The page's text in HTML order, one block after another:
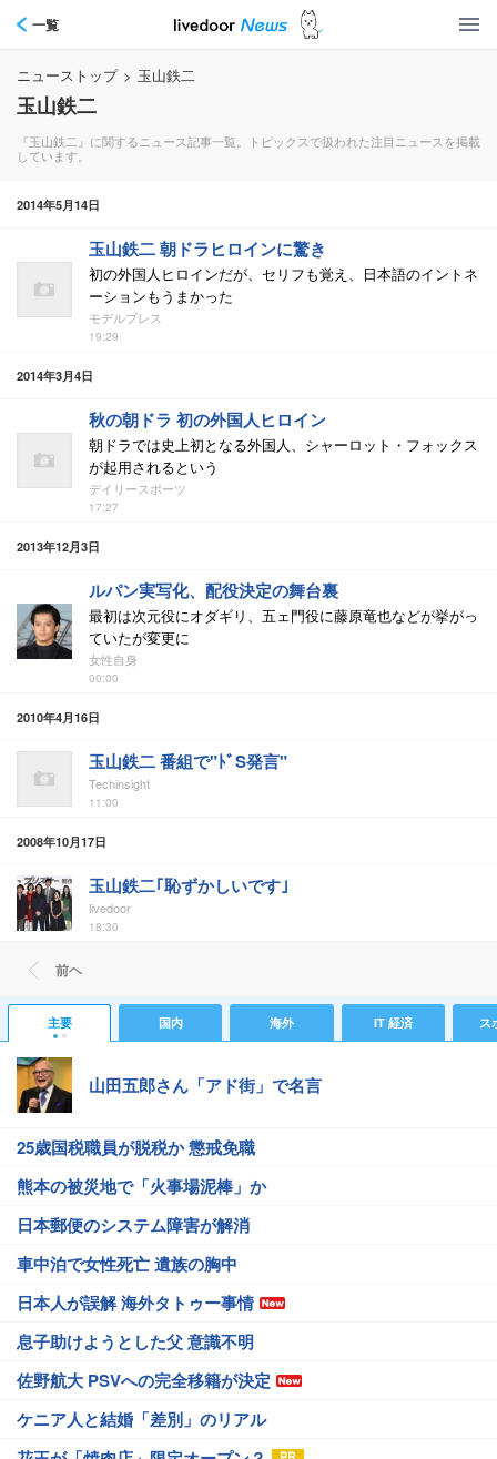
一覧
ニューストップ > 玉山鉄二
玉山鉄二
『玉山鉄二』に関するニュース記事一覧。トピックスで扱われた注目ニュースを掲載
しています。
2014年5月14日
玉山鉄二 朝ドラヒロインに驚き
初の外国人ヒロインだが、セリフも覚え、日本語のイントネ
ーションもうまかった
モデルプレス
19:29
2014年3月4日
秋の朝ドラ 初の外国人ヒロイン
朝ドラでは史上初となる外国人、シャーロット・フォックス
が起用されるという
デイリースポーツ
17:27
2013年12月3日
ルパン実写化、配役決定の舞台裏
最初は次元役にオダギリ、五ェ門役に藤原竜也などが挙がっ
ていたが変更に
女性自身
00:00
2010年4月16日
玉山鉄二 番組で"ﾄﾞS発言"
Techinsight
11:00
2008年10月17日
玉山鉄二｢恥ずかしいです｣
livedoor
18:30
前ヘ
主要 国内 海外 IT 経済 ス
山田五郎さん「アド街」で名言
25歳国税職員が脱税か 懲戒免職
熊本の被災地で「火事場泥棒」か
日本郵便のシステム障害が解消
車中泊で女性死亡 遺族の胸中
日本人が誤解 海外タトゥー事情
息子助けようとした父 意識不明
佐野航大 PSVへの完全移籍が決定
ケニア人と結婚「差別」のリアル